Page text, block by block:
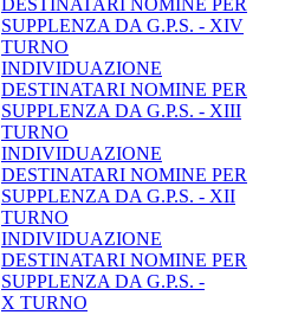
DESTINATARI NOMINE PER
SUPPLENZA DA G.P.S. - XIV
TURNO
INDIVIDUAZIONE
DESTINATARI NOMINE PER
SUPPLENZA DA G.P.S. - XIII
TURNO
INDIVIDUAZIONE
DESTINATARI NOMINE PER
SUPPLENZA DA G.P.S. - XII
TURNO
INDIVIDUAZIONE
DESTINATARI NOMINE PER
SUPPLENZA DA G.P.S. -
X TURNO